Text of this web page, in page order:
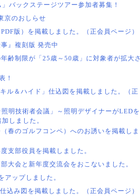
バックステージツアー参加者募集！
京のおしらせ
版）を掲載しました。（正会員ページ）
』複刻版 発売中
齢制限が「25歳～50歳」に対象者が拡大さ
！
ル＆ハイド」仕込図を掲載しました。（正
明技術者会議」～照明デザイナーがLEDを
しました。
春のゴルフコンペ）へのお誘いを掲載しま
支部役員を掲載しました。
大会と新年度交流会をおこないました。
アップしました。
み図を掲載しました。（正会員ページ）